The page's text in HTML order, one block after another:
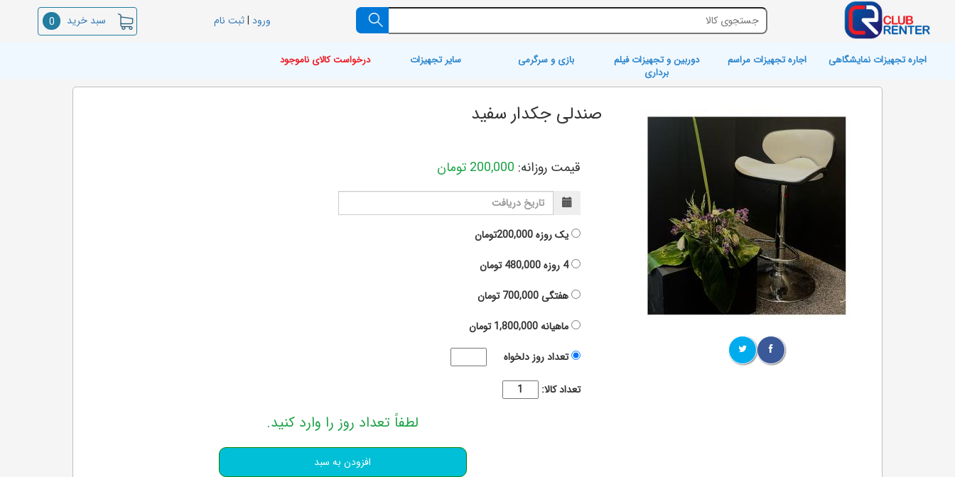
ورود |ثبت نام سبد خرید 0
اجاره تجهیزات نمایشگاهی اجاره تجهیزات مراسم
دوربین و تجهیزات فیلم
برداری
بازی و سرگرمی سایر تجهیزات درخواست کالای ناموجود
صندلی جکدار سفید
قیمت روزانه: 200,000 تومان
یک روزه200,000تومان
4 روزه
480,000تومان
هفتگی700,000تومان
ماهیانه1,800,000تومان
تعداد روز دلخواه
تعداد کالا:
لطفاً تعداد روز را وارد کنید.